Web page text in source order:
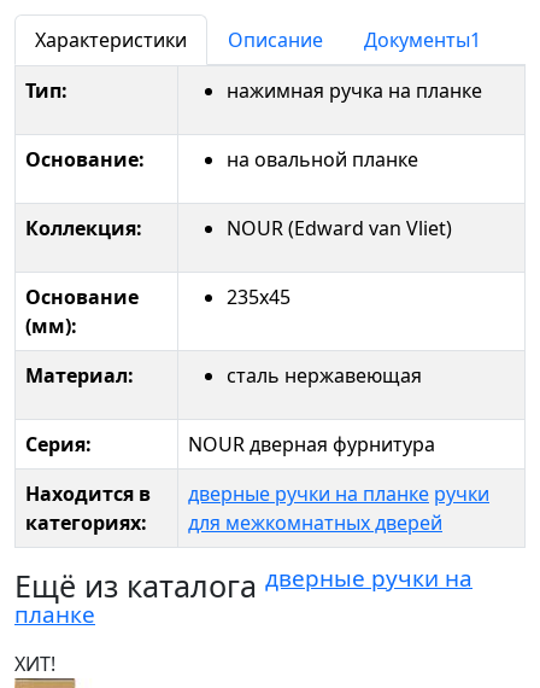
Характеристики Описание Документы1
Тип:
нажимная ручка на планке
Основание: на овальной планке
Коллекция: NOUR (Edward van Vliet)
Основание
(мм):
235x45
Материал: сталь нержавеющая
Серия:
NOUR дверная фурнитура
Находится в
категориях:
дверные ручки на планке ручки
для межкомнатных дверей
Ещё из каталога дверные ручки на
планке
ХИТ!